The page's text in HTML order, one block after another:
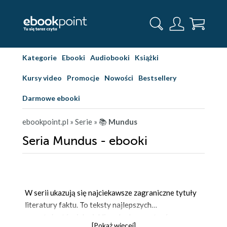
Kategorie Ebooki Audiobooki Książki
Kursy video Promocje Nowości Bestsellery
Darmowe ebooki
ebookpoint.pl » Serie » 📚 Mundus
Seria Mundus - ebooki
W serii ukazują się najciekawsze zagraniczne tytuły
literatury faktu. To teksty najlepszych
[Pokaż więcej]